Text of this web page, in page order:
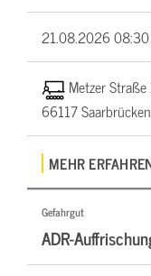
21.08.2026
Metzer
66117 Saarbrücken
MEHR
Gefahrgut
ADR-